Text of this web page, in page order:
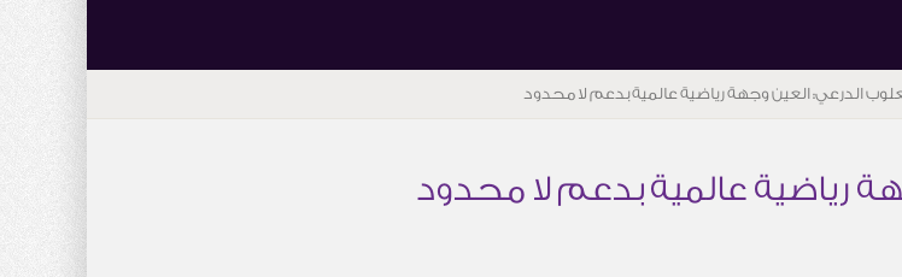
الدرعي: العين وجهة رياضية عالمية بدعم لا محدود
رياضية عالمية بدعم لا محدود